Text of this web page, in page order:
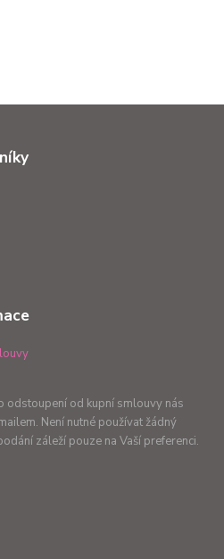
odstoupení od kupní smlouvy nás
Není nutné používat žádný
záleží pouze na Vaší preferenci.